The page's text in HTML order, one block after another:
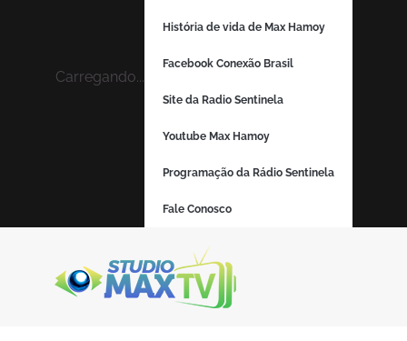
Carregando...
História de vida de Max Hamoy
Facebook Conexão Brasil
Site da Radio Sentinela
Youtube Max Hamoy
Programação da Rádio Sentinela
Fale Conosco